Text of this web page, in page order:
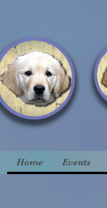
Home Events